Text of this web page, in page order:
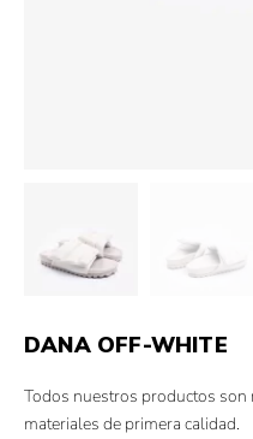
DANA OFF-WHITE
Todos nuestros productos son
materiales de primera calidad.